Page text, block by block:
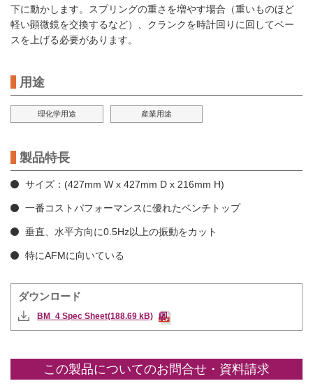
下に動かします。スプリングの重さを増やす場合（重いものほど
軽い顕微鏡を交換するなど）、クランクを時計回りに回してベー
スを上げる必要があります。
用途
理化学用途 産業用途
製品特長
サイズ：(427mm W x 427mm D x 216mm H)
一番コストパフォーマンスに優れたベンチトップ
垂直、水平方向に0.5Hz以上の振動をカット
特にAFMに向いている
ダウンロード
BM_4 Spec Sheet(188.69 kB)
この製品についてのお問合せ・資料請求